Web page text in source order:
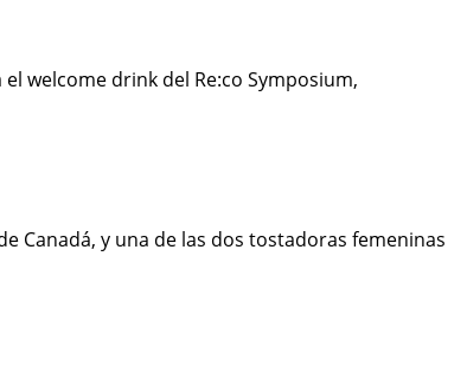
welcome drink del Re:co Symposium,
Canadá, y una de las dos tostadoras femeninas